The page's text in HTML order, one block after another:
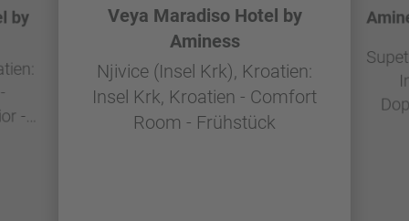
by
-
Veya Maradiso Hotel by
Aminess
Njivice (Insel Krk), Kroatien:
Insel Krk, Kroatien - Comfort
Room - Frühstück